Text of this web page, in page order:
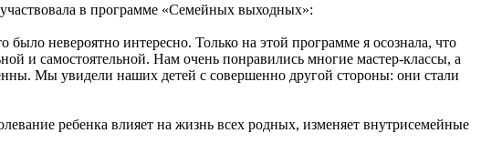
в программе «Семейных выходных»:
невероятно интересно. Только на этой программе я осознала, что
и самостоятельной. Нам очень понравились многие мастер-классы, а
Мы увидели наших детей с совершенно другой стороны: они стали
ребенка влияет на жизнь всех родных, изменяет внутрисемейные